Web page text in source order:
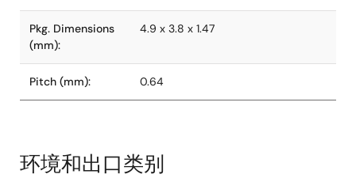
Pkg. Dimensions
(mm):
4.9 x 3.8 x 1.47
Pitch (mm): 0.64
环境和出口类别